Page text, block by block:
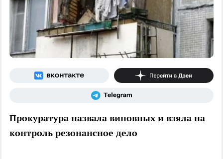
Прокуратура назвала виновных и взяла на
контроль резонансное дело